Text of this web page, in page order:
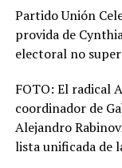
Partido Unión
provida de
electoral no
FOTO: El radical
coordinador de
Alejandro
lista unificada de